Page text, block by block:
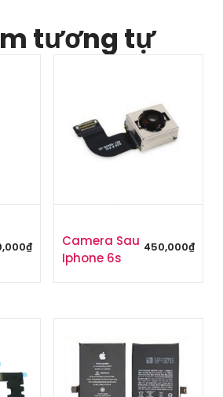
tương tự
₫
Camera Sau
Iphone 6s
450,000₫